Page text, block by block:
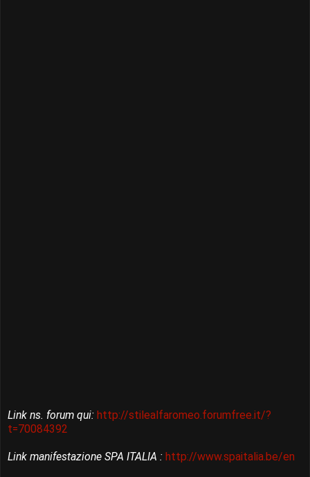
Link ns. forum qui: http://stilealfaromeo.forumfree.it/?
t=70084392
Link manifestazione SPA ITALIA : http://www.spaitalia.be/en